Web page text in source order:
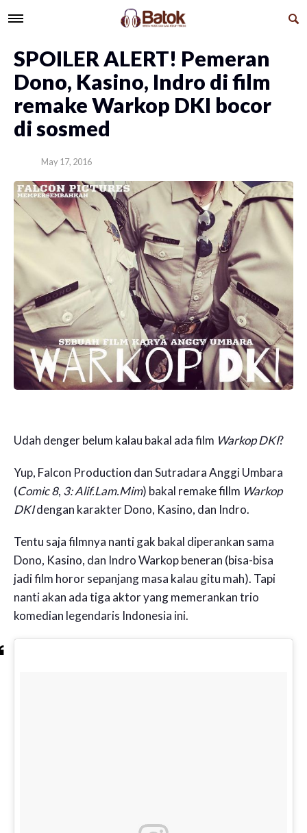
SPOILER ALERT! Pemeran
Dono, Kasino, Indro di film
remake Warkop DKI bocor
di sosmed
May 17, 2016
Udah denger belum kalau bakal ada film Warkop DKI?
Yup, Falcon Production dan Sutradara Anggi Umbara
(Comic 8, 3: Alif.Lam.Mim) bakal remake fillm Warkop
DKIdengan karakter Dono, Kasino, dan Indro.
Tentu saja filmnya nanti gak bakal diperankan sama
Dono, Kasino, dan Indro Warkop beneran (bisa-bisa
jadi film horor sepanjang masa kalau gitu mah). Tapi
nanti akan ada tiga aktor yang memerankan trio
komedian legendaris Indonesia ini.